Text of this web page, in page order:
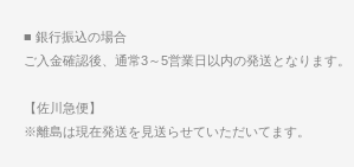
■ 銀行振込の場合
ご入金確認後、通常3～5営業日以内の発送となります。
【佐川急便】
※離島は現在発送を見送らせていただいてます。